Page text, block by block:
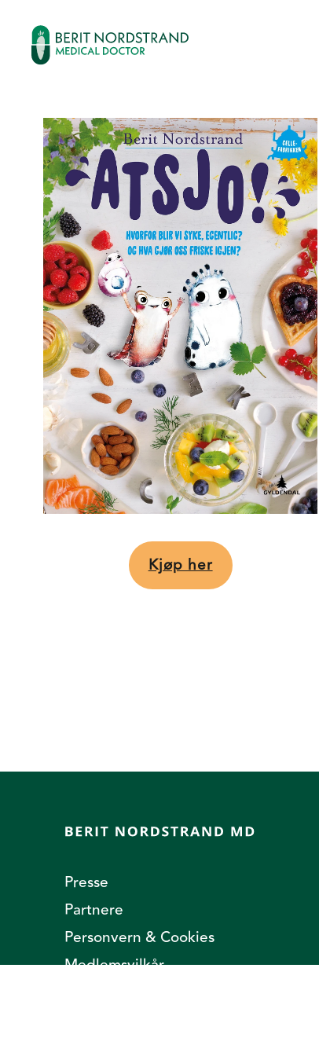
Kjøp her
Presse
Partnere
Personvern & Cookies
Medlemsvilkår